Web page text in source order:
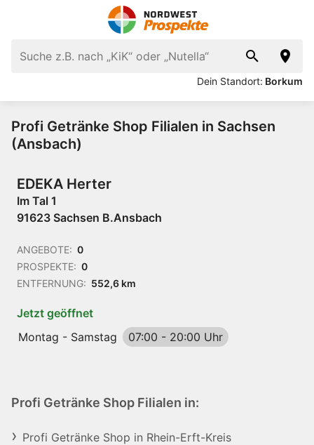
Dein Standort: Borkum
Profi Getränke Shop Filialen in Sachsen
(Ansbach)
EDEKA Herter
Im Tal 1
91623 Sachsen B.Ansbach
ANGEBOTE: 0
PROSPEKTE: 0
ENTFERNUNG: 552,6 km
Jetzt geöffnet
Montag - Samstag
07:00 - 20:00 Uhr
Profi Getränke Shop Filialen in:
Profi Getränke Shop in Rhein-Erft-Kreis